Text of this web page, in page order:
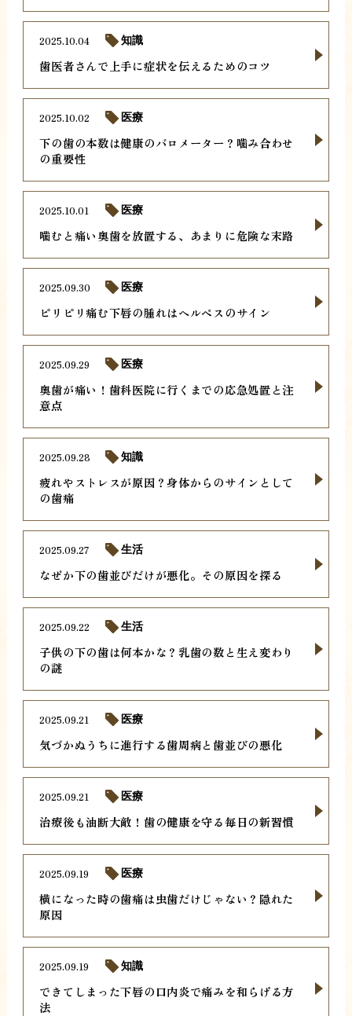
歯医者さんで上手に症状を伝えるためのコツ
2025.10.04 知識
下の歯の本数は健康のバロメーター？噛み合わせ
の重要性
2025.10.02 医療
噛むと痛い奥歯を放置する、あまりに危険な末路
2025.10.01 医療
ピリピリ痛む下唇の腫れはヘルペスのサイン
2025.09.30 医療
奥歯が痛い！歯科医院に行くまでの応急処置と注
意点
2025.09.29 医療
疲れやストレスが原因？身体からのサインとして
の歯痛
2025.09.28 知識
なぜか下の歯並びだけが悪化。その原因を探る
2025.09.27 生活
子供の下の歯は何本かな？乳歯の数と生え変わり
の謎
2025.09.22 生活
気づかぬうちに進行する歯周病と歯並びの悪化
2025.09.21 医療
治療後も油断大敵！歯の健康を守る毎日の新習慣
2025.09.21 医療
横になった時の歯痛は虫歯だけじゃない？隠れた
原因
2025.09.19 医療
できてしまった下唇の口内炎で痛みを和らげる方
法
2025.09.19 知識